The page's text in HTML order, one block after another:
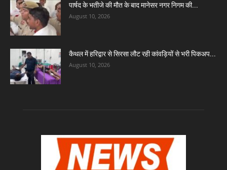
पार्षद के भतीजे की मौत के बाद मानेसर नगर निगम की...
August 10, 2026
कैथल में हरिद्वार से सिरसा लौट रही कांवड़ियों से भरी पिकअप...
August 10, 2026